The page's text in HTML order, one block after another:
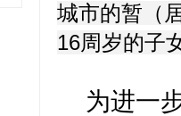
城市的暂（
16周岁的子
为进一